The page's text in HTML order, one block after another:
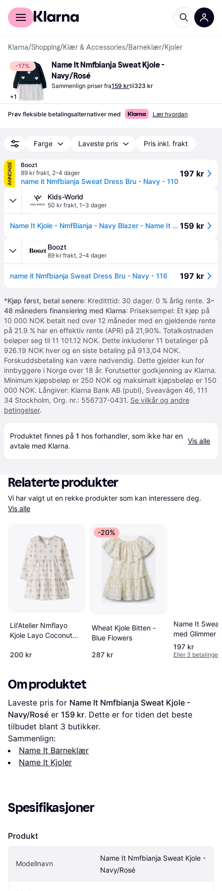
For kunder
Klarna/Shopping/Klær & Accessories/Barneklær/Kjoler
-17%
+1
Name It Nmfbianja Sweat Kjole -
Navy/Rosé
Sammenlign priser fra159 krtil323 kr
Prøv fleksible betalingsalternativer med Lær hvordan
Farge Laveste pris Pris inkl. frakt
ANNONSE
Boozt
89 kr frakt, 2–4 dager
name it Nmfbianja Sweat Dress Bru - Navy - 110
197 kr
Kids-World
50 kr frakt, 1–3 dager
Name It Kjole - NmfBianja - Navy Blazer - Name It - 6 år (116) - Kjole 159 kr
Boozt
89 kr frakt, 2–4 dager
name it Nmfbianja Sweat Dress Bru - Navy - 116 197 kr
*Kjøp først, betal senere: Kreditttid: 30 dager. 0 % årlig rente. 3–
48 måneders finansiering med Klarna: Priseksempel: Et kjøp på
10 000 NOK betalt ned over 12 måneder med en gjeldende rente
på 21.9 % har en effektiv rente (APR) på 21,90%. Totalkostnaden
beløper seg til 11 101.12 NOK. Dette inkluderer 11 betalinger på
926.19 NOK hver og en siste betaling på 913,04 NOK.
Forskuddsbetaling kan være nødvendig. Dette gjelder kun for
innbyggere i Norge over 18 år. Forutsetter godkjenning av Klarna.
Minimum kjøpsbeløp er 250 NOK og maksimalt kjøpsbeløp er 150
000 NOK. Långiver: Klarna Bank AB (publ), Sveavägen 46, 111
34 Stockholm, Org. nr.: 556737-0431. Se vilkår og andre
betingelser.
Produktet finnes på 1 hos forhandler, som ikke har en
avtale med Klarna.
Vis alle
Relaterte produkter
Vis alle
Lil'Atelier Nmflayo
Kjole Layo Coconut
200 kr
-20%
Wheat Kjole Bitten -
Blue Flowers
287 kr
Name It
med Glimmer
197 kr
Eller 3 betalinger
Om produktet
Laveste pris for Name It Nmfbianja Sweat Kjole -
Navy/Rosé er 159 kr. Dette er for tiden det beste
tilbudet blant 3 butikker.
Sammenlign:
Name It Barneklær
Name It Kjoler
Spesifikasjoner
Produkt
Modellnavn
Name It Nmfbianja Sweat Kjole -
Navy/Rosé